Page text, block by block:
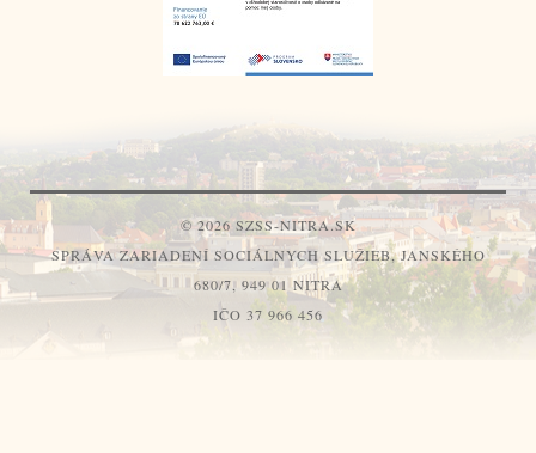
© 2026 SZSS-NITRA.SK
SPRÁVA ZARIADENÍ SOCIÁLNYCH SLUŽIEB, JANSKÉHO
680/7, 949 01 NITRA
IČO 37 966 456